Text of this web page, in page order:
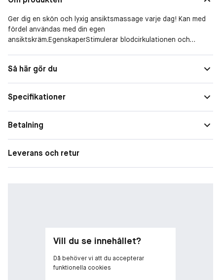
Ger dig en skön och lyxig ansiktsmassage varje dag! Kan med
fördel användas med din egen
ansiktskräm.EgenskaperStimulerar blodcirkulationen och
extra svalkande effekt - kyl stenarna i ditt
kylskåp.Ansiktsrollern kan användas med och utan
till din hud.Stimulerar blodcirkulationen
Så här gör du
Specifikationer
Betalning
Leverans och retur
Vill du se innehållet?
Då behöver vi att du accepterar
funktionella cookies